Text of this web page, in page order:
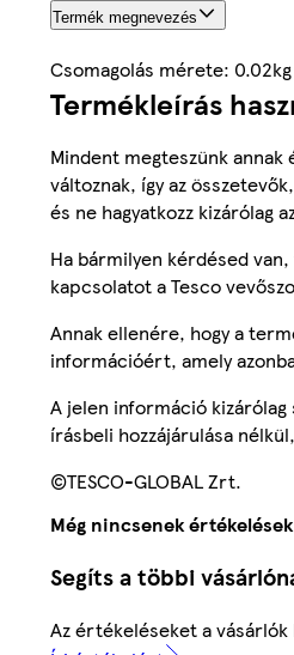
Termék megnevezés
Csomagolás mérete: 0.02kg
Termékleírás
Mindent megteszünk
változnak, így az
és ne hagyatkozz kizárólag
Ha bármilyen kérdésed
kapcsolatot a Tesco
Annak ellenére, hogy a
információért, amely
A jelen információ kizárólag
írásbeli hozzájárulása
©TESCO-GLOBAL Zrt.
Még nincsenek értékelések
Segíts a többi
Az értékeléseket a